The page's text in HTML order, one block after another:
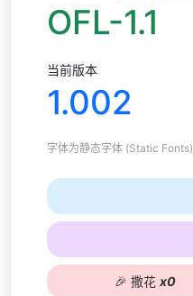
OFL-1.1
当前版本
1.002
字体为静态字体 (Static Fonts)
🎉 撒花 x0